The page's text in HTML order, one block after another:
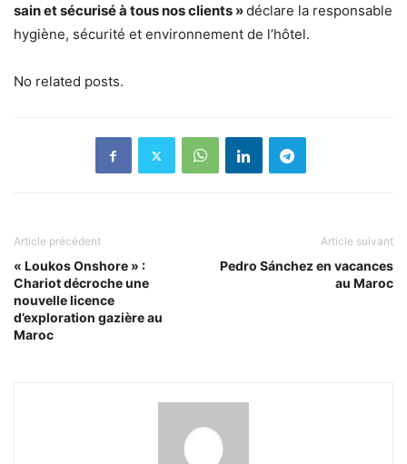
sain et sécurisé à tous nos clients »déclare la responsable
hygiène, sécurité et environnement de l’hôtel.
No related posts.
Article précédent
« Loukos Onshore » :
Chariot décroche une
nouvelle licence
d’exploration gazière au
Maroc
Article suivant
Pedro Sánchez en vacances
au Maroc